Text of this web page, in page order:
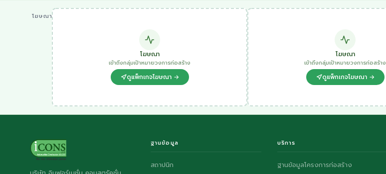
โฆษณา
โฆษณา
เข้าถึงกลุ่มเป้าหมายวงการก่อสร้าง
ดูแพ็กเกจโฆษณา →
โฆษณา
เข้าถึงกลุ่มเป้าหมายวงการก่อสร้าง
ดูแพ็กเกจโฆษณา →
ฐานข้อมูล
สถาปนิก
บริการ
ฐานข้อมูลโครงการก่อสร้าง